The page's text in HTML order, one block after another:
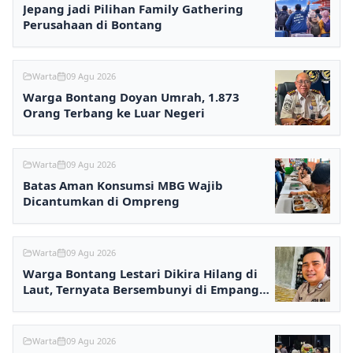
Jepang jadi Pilihan Family Gathering
Perusahaan di Bontang
Warta 09 Agu 2026
Warga Bontang Doyan Umrah, 1.873
Orang Terbang ke Luar Negeri
Warta 09 Agu 2026
Batas Aman Konsumsi MBG Wajib
Dicantumkan di Ompreng
Warta 09 Agu 2026
Warga Bontang Lestari Dikira Hilang di
Laut, Ternyata Bersembunyi di Empang
Warta 09 Agu 2026